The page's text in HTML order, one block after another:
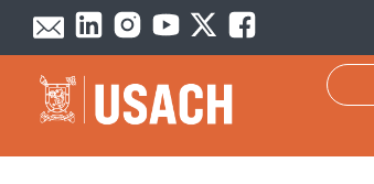
Passar para o conteúdo principal